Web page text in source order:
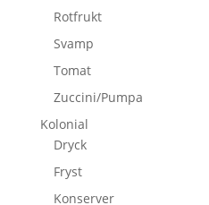
Rotfrukt
Svamp
Tomat
Zuccini/Pumpa
Kolonial
Dryck
Fryst
Konserver